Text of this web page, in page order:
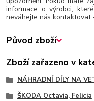
informace o výrobci,
neváhejte nás kontaktovat
Původ zboží
Zboží zařazeno v
NÁHRADNÍ DÍLY NA
ŠKODA Octavia, Felicia